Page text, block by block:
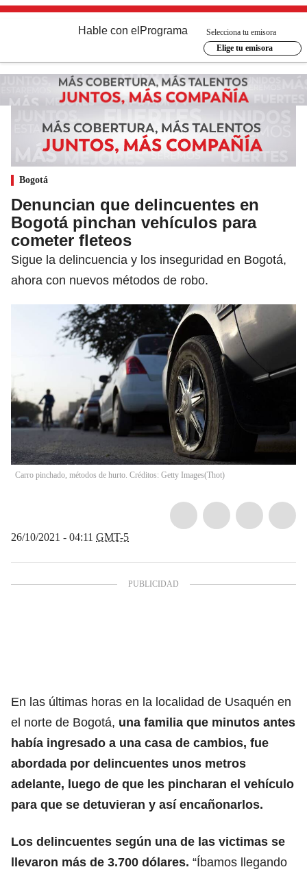
Hable con el Programa
Selecciona tu emisora
Elige tu emisora
Bogotá
Denuncian que delincuentes en
Bogotá pinchan vehículos para
cometer fleteos
Sigue la delincuencia y los inseguridad en Bogotá,
ahora con nuevos métodos de robo.
Carro pinchado, métodos de hurto. Créditos: Getty Images(Thot)
26/10/2021 - 04:11 GMT-5
En las últimas horas en la localidad de Usaquén en
el norte de Bogotá, una familia que minutos antes
había ingresado a una casa de cambios, fue
abordada por delincuentes unos metros
adelante, luego de que les pincharan el vehículo
para que se detuvieran y así encañonarlos.
Los delincuentes según una de las victimas se
llevaron más de 3.700 dólares. “Íbamos llegando